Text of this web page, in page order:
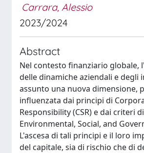
Carrara, Alessio
2023/2024
Abstract
Nel contesto finanziario globale,
delle dinamiche aziendali e degli
assunto una nuova dimensione,
influenzata dai principi di
Responsibility (CSR) e dai criteri di
Environmental, Social, and
L'ascesa di tali principi e il loro
del capitale, sia di rischio che di